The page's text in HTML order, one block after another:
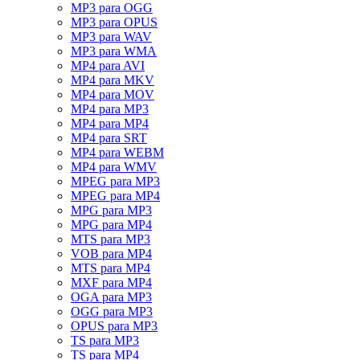
MP3 para OGG
MP3 para OPUS
MP3 para WAV
MP3 para WMA
MP4 para AVI
MP4 para MKV
MP4 para MOV
MP4 para MP3
MP4 para MP4
MP4 para SRT
MP4 para WEBM
MP4 para WMV
MPEG para MP3
MPEG para MP4
MPG para MP3
MPG para MP4
MTS para MP3
VOB para MP4
MTS para MP4
MXF para MP4
OGA para MP3
OGG para MP3
OPUS para MP3
TS para MP3
TS para MP4